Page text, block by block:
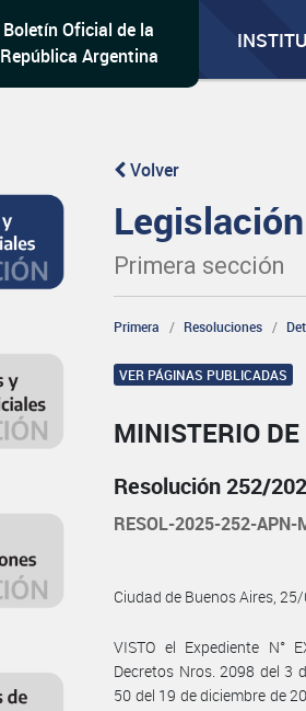
Boletín Oficial de la
República Argentina
Volver
Primera sección
Primera Resoluciones
VER PÁGINAS PUBLICADAS
MINISTERIO
Resolución 252/
RESOL-2025-252-APN-
Ciudad de Buenos Aires,
VISTO el Expediente N°
Decretos Nros. 2098 del 3
50 del 19 de diciembre de